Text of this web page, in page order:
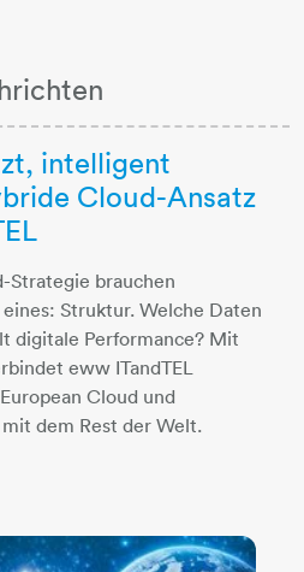
intelligent
Cloud-Ansatz
Strategie brauchen
Struktur. Welche Daten
digitale Performance? Mit
eww ITandTEL
Cloud und
dem Rest der Welt.